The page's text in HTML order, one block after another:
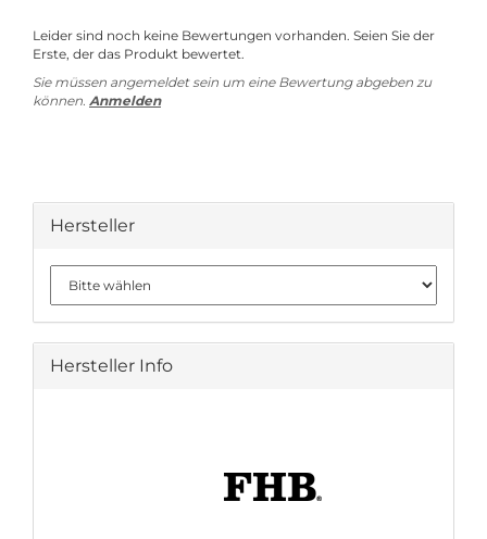
Leider sind noch keine Bewertungen vorhanden. Seien Sie der
Erste, der das Produkt bewertet.
Sie müssen angemeldet sein um eine Bewertung abgeben zu
können. Anmelden
Hersteller
Hersteller Info